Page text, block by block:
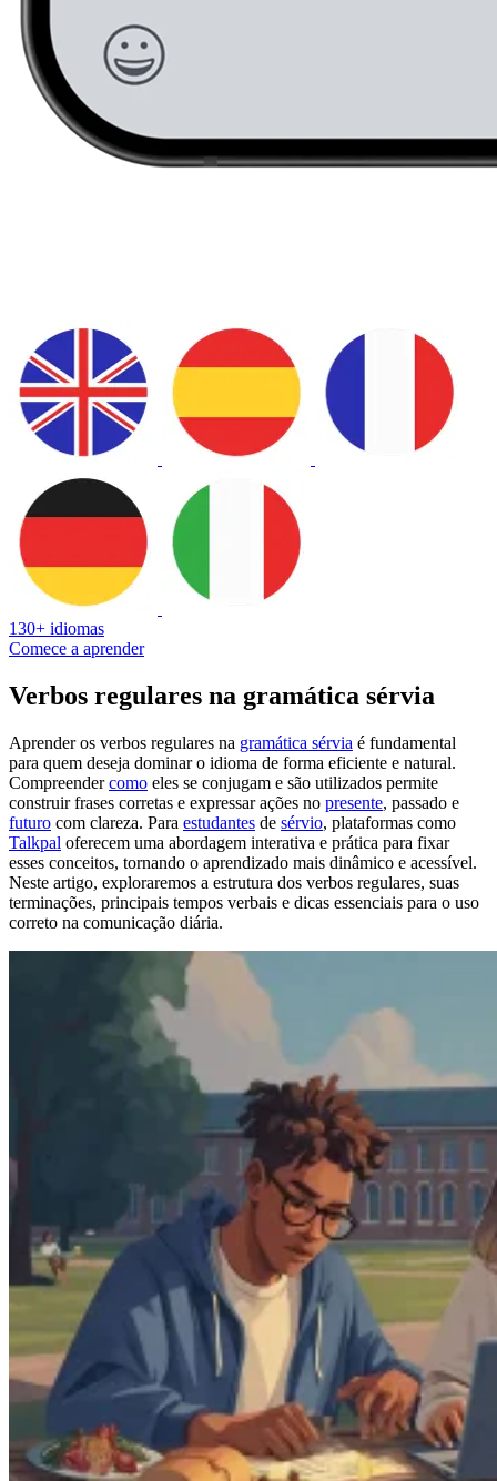
130+ idiomas
Comece a aprender
Verbos regulares na gramática sérvia
Aprender os verbos regulares na gramática sérvia é fundamental
para quem deseja dominar o idioma de forma eficiente e natural.
Compreendercomo eles se conjugam e são utilizados permite
construir frases corretas e expressar ações no presente, passado e
futuro com clareza. Para estudantes de sérvio, plataformas como
Talkpal oferecem uma abordagem interativa e prática para fixar
esses conceitos, tornando o aprendizado mais dinâmico e acessível.
Neste artigo, exploraremos a estrutura dos verbos regulares, suas
terminações, principais tempos verbais e dicas essenciais para o uso
correto na comunicação diária.